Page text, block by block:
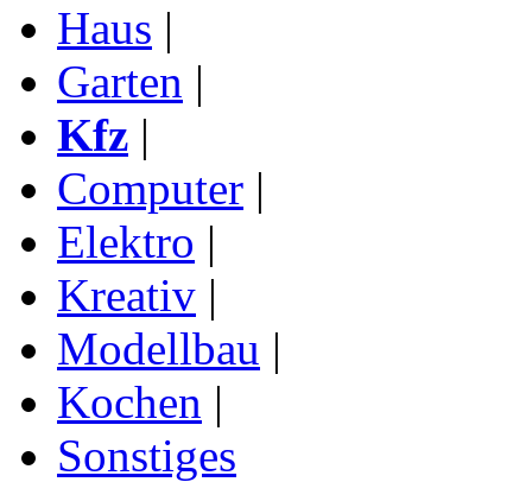
Haus |
Garten |
Kfz |
Computer |
Elektro |
Kreativ |
Modellbau |
Kochen |
Sonstiges